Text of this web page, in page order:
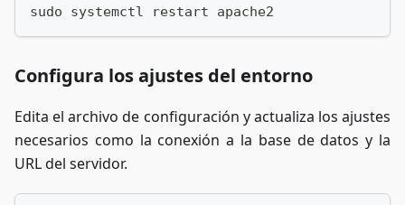
sudo systemctl restart apache2
Configura los ajustes del entorno
Edita el archivo de configuración y actualiza los ajustes
necesarios como la conexión a la base de datos y la
URL del servidor.